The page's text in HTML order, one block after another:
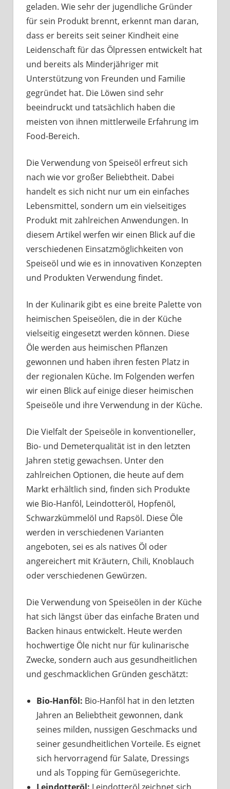
geladen. Wie sehr der jugendliche Gründer
für sein Produkt brennt, erkennt man daran,
dass er bereits seit seiner Kindheit eine
Leidenschaft für das Ölpressen entwickelt hat
und bereits als Minderjähriger mit
Unterstützung von Freunden und Familie
gegründet hat. Die Löwen sind sehr
beeindruckt und tatsächlich haben die
meisten von ihnen mittlerweile Erfahrung im
Food-Bereich.
Die Verwendung von Speiseöl erfreut sich
nach wie vor großer Beliebtheit. Dabei
handelt es sich nicht nur um ein einfaches
Lebensmittel, sondern um ein vielseitiges
Produkt mit zahlreichen Anwendungen. In
diesem Artikel werfen wir einen Blick auf die
verschiedenen Einsatzmöglichkeiten von
Speiseöl und wie es in innovativen Konzepten
und Produkten Verwendung findet.
In der Kulinarik gibt es eine breite Palette von
heimischen Speiseölen, die in der Küche
vielseitig eingesetzt werden können. Diese
Öle werden aus heimischen Pflanzen
gewonnen und haben ihren festen Platz in
der regionalen Küche. Im Folgenden werfen
wir einen Blick auf einige dieser heimischen
Speiseöle und ihre Verwendung in der Küche.
Die Vielfalt der Speiseöle in konventioneller,
Bio- und Demeterqualität ist in den letzten
Jahren stetig gewachsen. Unter den
zahlreichen Optionen, die heute auf dem
Markt erhältlich sind, finden sich Produkte
wie Bio-Hanföl, Leindotteröl, Hopfenöl,
Schwarzkümmelöl und Rapsöl. Diese Öle
werden in verschiedenen Varianten
angeboten, sei es als natives Öl oder
angereichert mit Kräutern, Chili, Knoblauch
oder verschiedenen Gewürzen.
Die Verwendung von Speiseölen in der Küche
hat sich längst über das einfache Braten und
Backen hinaus entwickelt. Heute werden
hochwertige Öle nicht nur für kulinarische
Zwecke, sondern auch aus gesundheitlichen
und geschmacklichen Gründen geschätzt:
Bio-Hanföl: Bio-Hanföl hat in den letzten
Jahren an Beliebtheit gewonnen, dank
seines milden, nussigen Geschmacks und
seiner gesundheitlichen Vorteile. Es eignet
sich hervorragend für Salate, Dressings
und als Topping für Gemüsegerichte.